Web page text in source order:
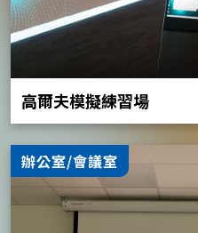
高爾夫模擬練習場
辦公室/會議室